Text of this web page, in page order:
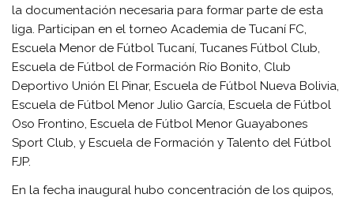
la documentación necesaria para formar parte de esta
liga. Participan en el torneo Academia de Tucaní FC,
Escuela Menor de Fútbol Tucaní, Tucanes Fútbol Club,
Escuela de Fútbol de Formación Río Bonito, Club
Deportivo Unión El Pinar, Escuela de Fútbol Nueva Bolivia,
Escuela de Fútbol Menor Julio García, Escuela de Fútbol
Oso Frontino, Escuela de Fútbol Menor Guayabones
Sport Club, y Escuela de Formación y Talento del Fútbol
FJP.
En la fecha inaugural hubo concentración de los quipos,